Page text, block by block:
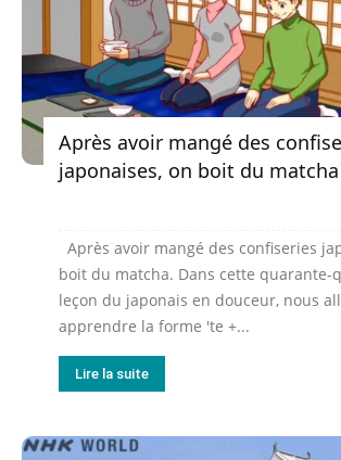
Après avoir mangé des
japonaises, on boit du matcha
Après avoir mangé des confiseries
boit du matcha. Dans cette quarante-
leçon du japonais en douceur, nous
apprendre la forme 'te +...
Lire la suite